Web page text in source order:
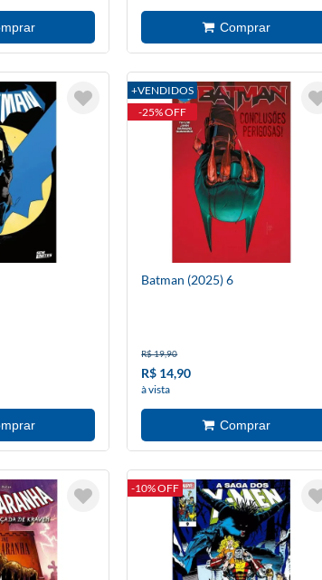
+VENDIDOS
-25% OFF
Batman (2025) 6
R$ 19,90
R$ 14,90
à vista
-10% OFF